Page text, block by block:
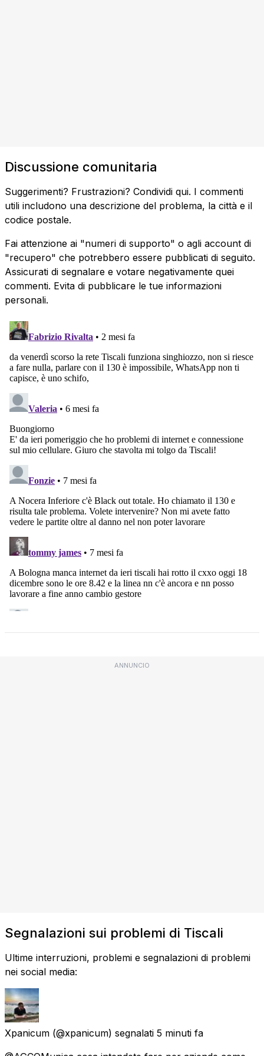
Discussione comunitaria
Suggerimenti? Frustrazioni? Condividi qui. I commenti
utili includono una descrizione del problema, la città e il
codice postale.
Fai attenzione ai "numeri di supporto" o agli account di
"recupero" che potrebbero essere pubblicati di seguito.
Assicurati di segnalare e votare negativamente quei
commenti. Evita di pubblicare le tue informazioni
personali.
ANNUNCIO
Segnalazioni sui problemi di Tiscali
Ultime interruzioni, problemi e segnalazioni di problemi
nei social media:
Xpanicum (@xpanicum) segnalati 5 minuti fa